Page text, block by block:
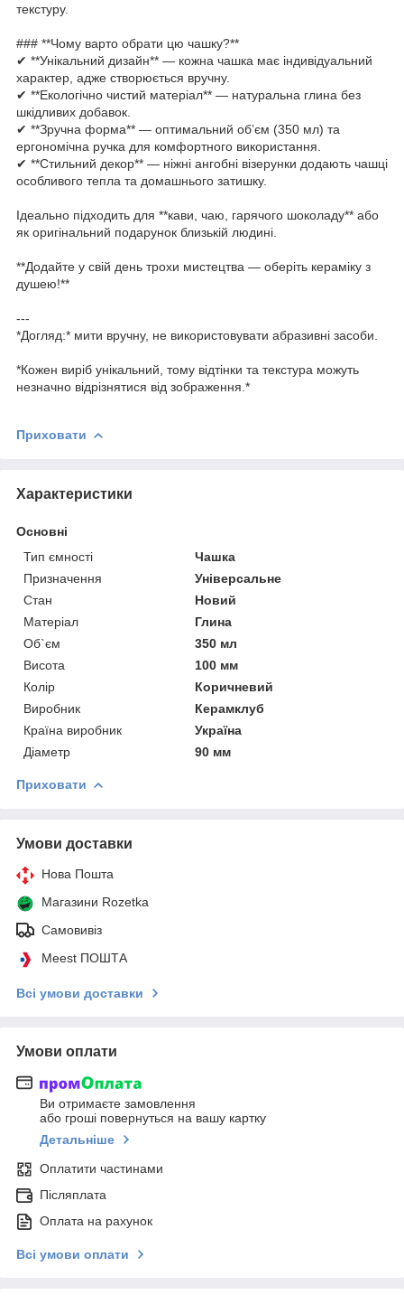
текстуру.
### **Чому варто обрати цю чашку?**
✔ **Унікальний дизайн** — кожна чашка має індивідуальний
характер, адже створюється вручну.
✔ **Екологічно чистий матеріал** — натуральна глина без
шкідливих добавок.
✔ **Зручна форма** — оптимальний об’єм (350 мл) та
ергономічна ручка для комфортного використання.
✔ **Стильний декор** — ніжні ангобні візерунки додають чашці
особливого тепла та домашнього затишку.
Ідеально підходить для **кави, чаю, гарячого шоколаду** або
як оригінальний подарунок близькій людині.
**Додайте у свій день трохи мистецтва — оберіть кераміку з
душею!**
---
*Догляд:* мити вручну, не використовувати абразивні засоби.
*Кожен виріб унікальний, тому відтінки та текстура можуть
незначно відрізнятися від зображення.*
Приховати
Характеристики
Основні
Тип ємності
Чашка
Призначення
Універсальне
Стан
Новий
Матеріал
Глина
Об`єм
350 мл
Висота
100 мм
Колір
Коричневий
Виробник
Керамклуб
Країна виробник
Україна
Діаметр
90 мм
Приховати
Умови доставки
Нова Пошта
Магазини Rozetka
Самовивіз
Meest ПОШТА
Всі умови доставки
Умови оплати
Ви отримаєте замовлення
або гроші повернуться на вашу картку
Детальніше
Оплатити частинами
Післяплата
Оплата на рахунок
Всі умови оплати